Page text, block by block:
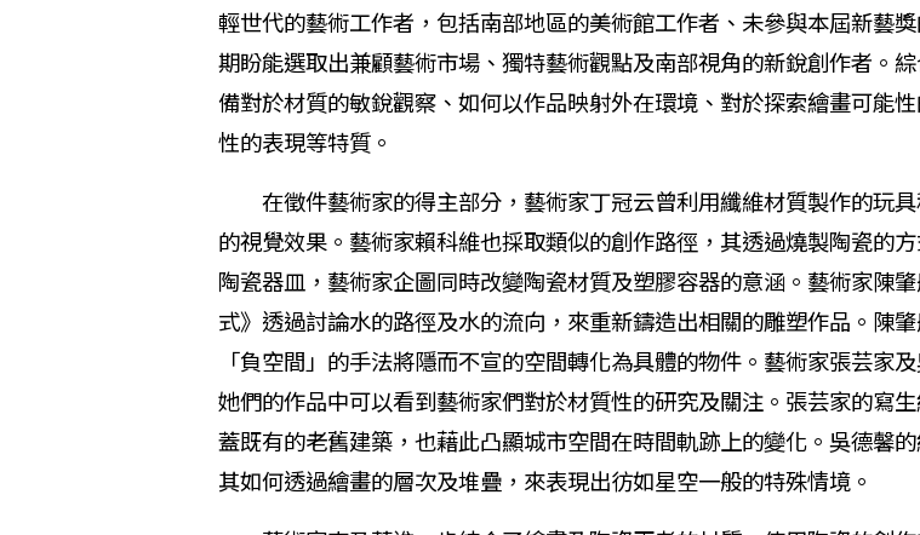
輕世代的藝術工作者，包括南部地區的美術館工作者、未參與本屆新藝
期盼能選取出兼顧藝術市場、獨特藝術觀點及南部視角的新銳創作者。
備對於材質的敏銳觀察、如何以作品映射外在環境、對於探索繪畫可能
性的表現等特質。
在徵件藝術家的得主部分，藝術家丁冠云曾利用纖維材質製作的玩
的視覺效果。藝術家賴科維也採取類似的創作路徑，其透過燒製陶瓷的
陶瓷器皿，藝術家企圖同時改變陶瓷材質及塑膠容器的意涵。藝術家陳
式》透過討論水的路徑及水的流向，來重新鑄造出相關的雕塑作品。陳
「負空間」的手法將隱而不宣的空間轉化為具體的物件。藝術家張芸家
她們的作品中可以看到藝術家們對於材質性的研究及關注。張芸家的寫
蓋既有的老舊建築，也藉此凸顯城市空間在時間軌跡上的變化。吳德馨
其如何透過繪畫的層次及堆疊，來表現出彷如星空一般的特殊情境。